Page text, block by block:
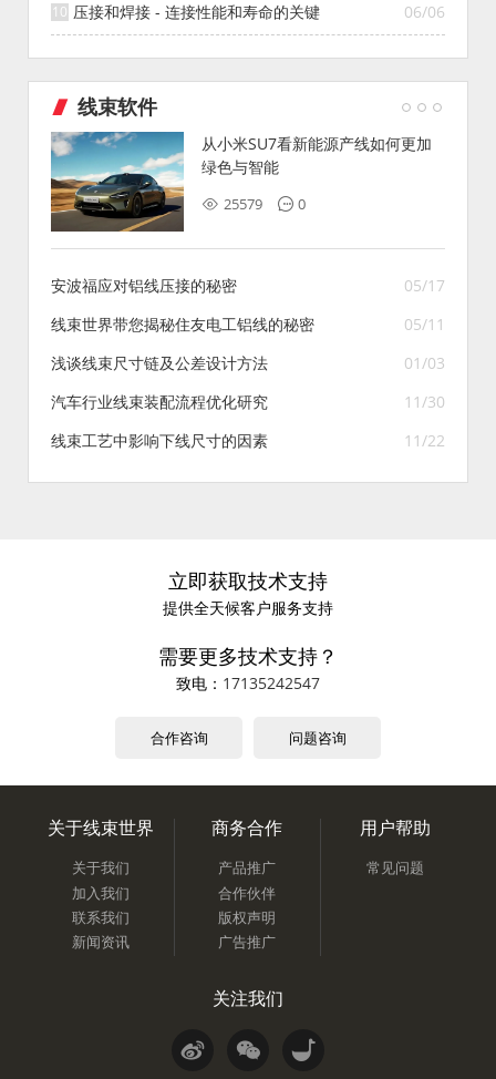
06/06
压接和焊接 - 连接性能和寿命的关键
线束软件
从小米SU7看新能源产线如何更加
绿色与智能
25579 0
05/17
安波福应对铝线压接的秘密
05/11
线束世界带您揭秘住友电工铝线的秘密
01/03
浅谈线束尺寸链及公差设计方法
11/30
汽车行业线束装配流程优化研究
11/22
线束工艺中影响下线尺寸的因素
立即获取技术支持
提供全天候客户服务支持
需要更多技术支持？
致电： 17135242547
合作咨询 问题咨询
关于线束世界
关于我们
加入我们
联系我们
新闻资讯
商务合作
产品推广
合作伙伴
版权声明
广告推广
用户帮助
常见问题
关注我们